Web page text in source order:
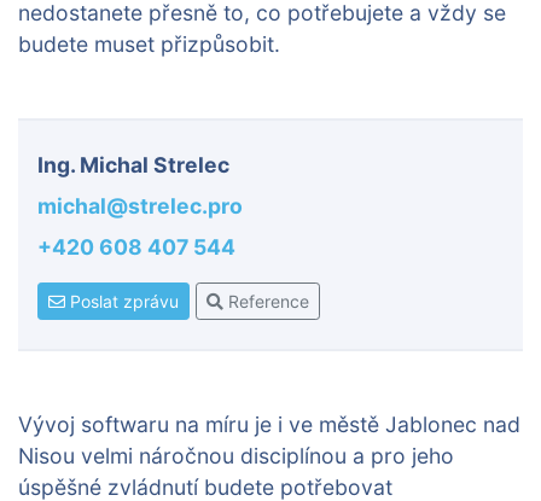
nedostanete přesně to, co potřebujete a vždy se
budete muset přizpůsobit.
Ing. Michal Strelec
michal@strelec.pro
+420 608 407 544
Poslat zprávu Reference
Vývoj softwaru na míru je i ve městě Jablonec nad
Nisou velmi náročnou disciplínou a pro jeho
úspěšné zvládnutí budete potřebovat